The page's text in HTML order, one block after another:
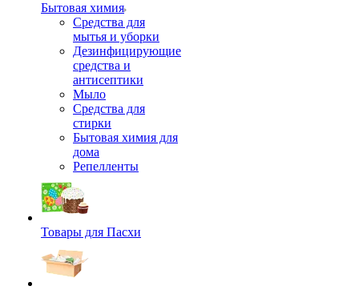
Бытовая химия
Средства для
мытья и уборки
Дезинфицирующие
средства и
антисептики
Мыло
Средства для
стирки
Бытовая химия для
дома
Репелленты
Товары для Пасхи